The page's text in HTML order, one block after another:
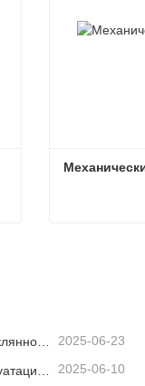
Линия надувания внутри полой стеклянной пластины 2025-06-23
2025-06-10